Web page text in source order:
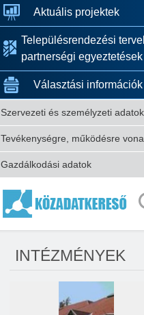
Aktuális projektek
Településrendezési
partnerségi egyeztetések
Választási információk
Szervezeti és személyzeti adatok
Tevékenységre, működésre
Gazdálkodási adatok
INTÉZMÉNYEK